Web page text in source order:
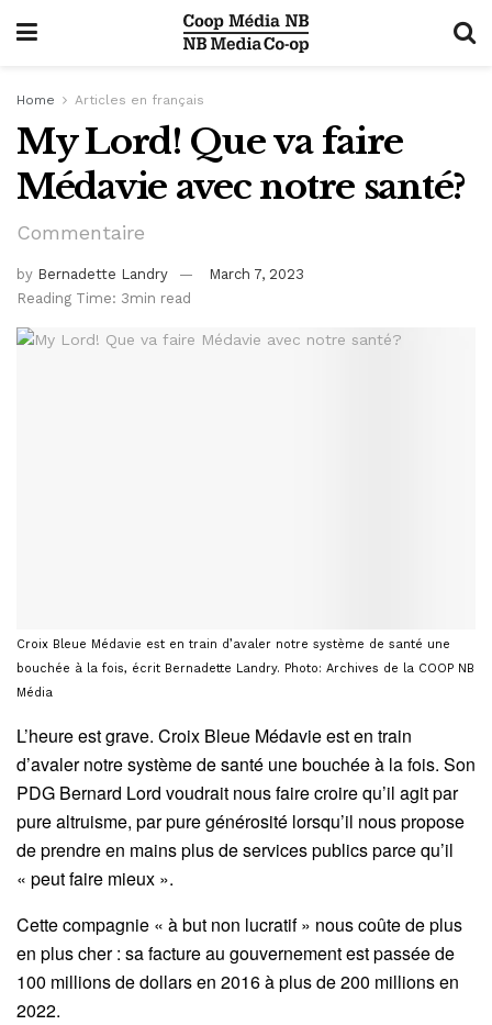
Home Articles en français
My Lord! Que va faire
Médavie avec notre santé?
Commentaire
by Bernadette Landry
March 7, 2023
Reading Time: 3min read
Croix Bleue Médavie est en train d’avaler notre système de santé une
bouchée à la fois, écrit Bernadette Landry. Photo: Archives de la COOP NB
Média
L’heure est grave. Croix Bleue Médavie est en train
d’avaler notre système de santé une bouchée à la fois. Son
PDG Bernard Lord voudrait nous faire croire qu’il agit par
pure altruisme, par pure générosité lorsqu’il nous propose
de prendre en mains plus de services publics parce qu’il
« peut faire mieux ».
Cette compagnie « à but non lucratif » nous coûte de plus
en plus cher : sa facture au gouvernement est passée de
100 millions de dollars en 2016 à plus de 200 millions en
2022.